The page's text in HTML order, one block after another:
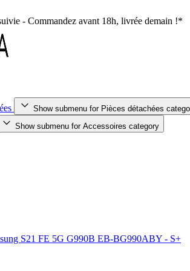
et certifiées - Qualité premium garantie !
Show submenu for Pièces détachées
Show submenu for Accessoires category
S21 FE 5G G990B EB-BG990ABY - S+